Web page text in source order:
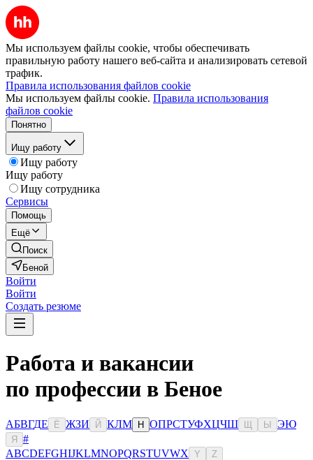
Мы используем файлы cookie, чтобы обеспечивать
правильную работу нашего веб-сайта и анализировать сетевой
трафик.
Правила использования файлов cookie
Мы используем файлы cookie. Правила использования
файлов cookie
Понятно
Ищу работу
Ищу работу
Ищу работу
Ищу сотрудника
Сервисы
Помощь
Ещё
Поиск
Беной
Войти
Войти
Создать резюме
Работа и вакансии
по профессии в Беное
АБВГДЕ Ё ЖЗИ Й КЛМ Н ОПРСТУФХЦЧШ Ы ЭЮ
Я
#
ABCDEFGHIJKLMNOPQRSTUVWX Y Z